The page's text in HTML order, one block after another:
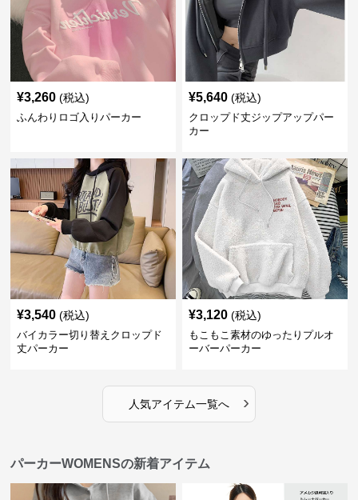
¥3,260 (税込)
ふんわりロゴ入りパーカー
¥5,640 (税込)
クロップド丈ジップアップパー
カー
¥3,540 (税込)
バイカラー切り替えクロップド
丈パーカー
¥3,120 (税込)
もこもこ素材のゆったりプルオ
ーバーパーカー
人気アイテム一覧へ ›
パーカーWOMENSの新着アイテム